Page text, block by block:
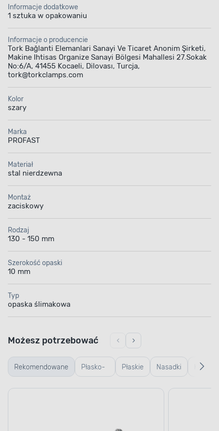
Informacje dodatkowe
1 sztuka w opakowaniu
Informacje o producencie
Tork Bağlanti Elemanlari Sanayi Ve Ticaret Anonim Şirketi,
Makine Ihtisas Organize Sanayi Bölgesi Mahallesi 27.Sokak
No:6/A, 41455 Kocaeli, Dilovası, Turcja,
tork@torkclamps.com
Kolor
szary
Marka
PROFAST
Materiał
stal nierdzewna
Montaż
zaciskowy
Rodzaj
130 - 150 mm
Szerokość opaski
10 mm
Typ
opaska ślimakowa
Rekomendowane Płasko-
oczkowe
Płaskie Nasadki
Możesz potrzebować